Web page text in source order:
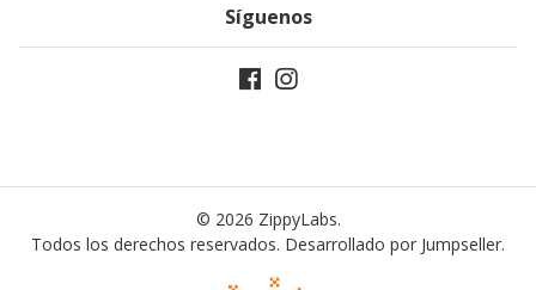
Síguenos
© 2026 ZippyLabs.
Todos los derechos reservados. Desarrollado por Jumpseller.